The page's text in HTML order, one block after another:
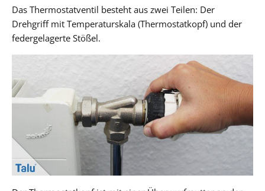
Das Thermostatventil besteht aus zwei Teilen: Der
Drehgriff mit Temperaturskala (Thermostatkopf) und der
federgelagerte Stößel.